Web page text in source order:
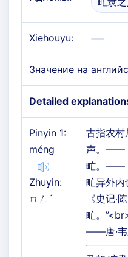
Xiehouyu:
Значение на
Detailed
Pinyin 1:
méng
Zhuyin:
ㄇㄥˊ
古指农村
声。——
甿。——
甿异外
《史记·
甿。
——唐·韦